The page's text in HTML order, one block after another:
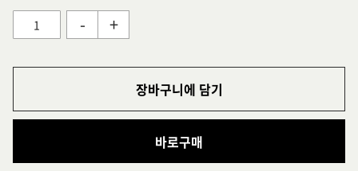
- +
장바구니에 담기
바로구매